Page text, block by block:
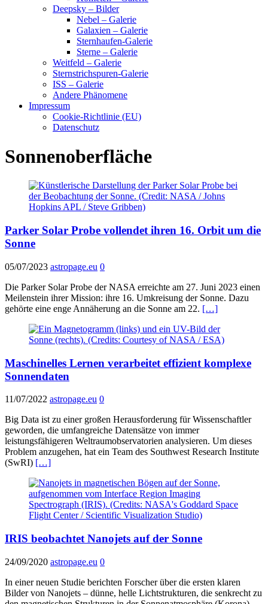
Deepsky – Bilder
Nebel – Galerie
Galaxien – Galerie
Sternhaufen-Galerie
Sterne – Galerie
Weitfeld – Galerie
Sternstrichspuren-Galerie
ISS – Galerie
Andere Phänomene
Impressum
Cookie-Richtlinie (EU)
Datenschutz
Sonnenoberfläche
Parker Solar Probe vollendet ihren 16. Orbit um die
Sonne
05/07/2023 astropage.eu 0
Die Parker Solar Probe der NASA erreichte am 27. Juni 2023 einen
Meilenstein ihrer Mission: ihre 16. Umkreisung der Sonne. Dazu
gehörte eine enge Annäherung an die Sonne am 22. […]
Maschinelles Lernen verarbeitet effizient komplexe
Sonnendaten
11/07/2022 astropage.eu 0
Big Data ist zu einer großen Herausforderung für Wissenschaftler
geworden, die umfangreiche Datensätze von immer
leistungsfähigeren Weltraumobservatorien analysieren. Um dieses
Problem anzugehen, hat ein Team des Southwest Research Institute
(SwRI) […]
IRIS beobachtet Nanojets auf der Sonne
24/09/2020 astropage.eu 0
In einer neuen Studie berichten Forscher über die ersten klaren
Bilder von Nanojets – dünne, helle Lichtstrukturen, die senkrecht zu